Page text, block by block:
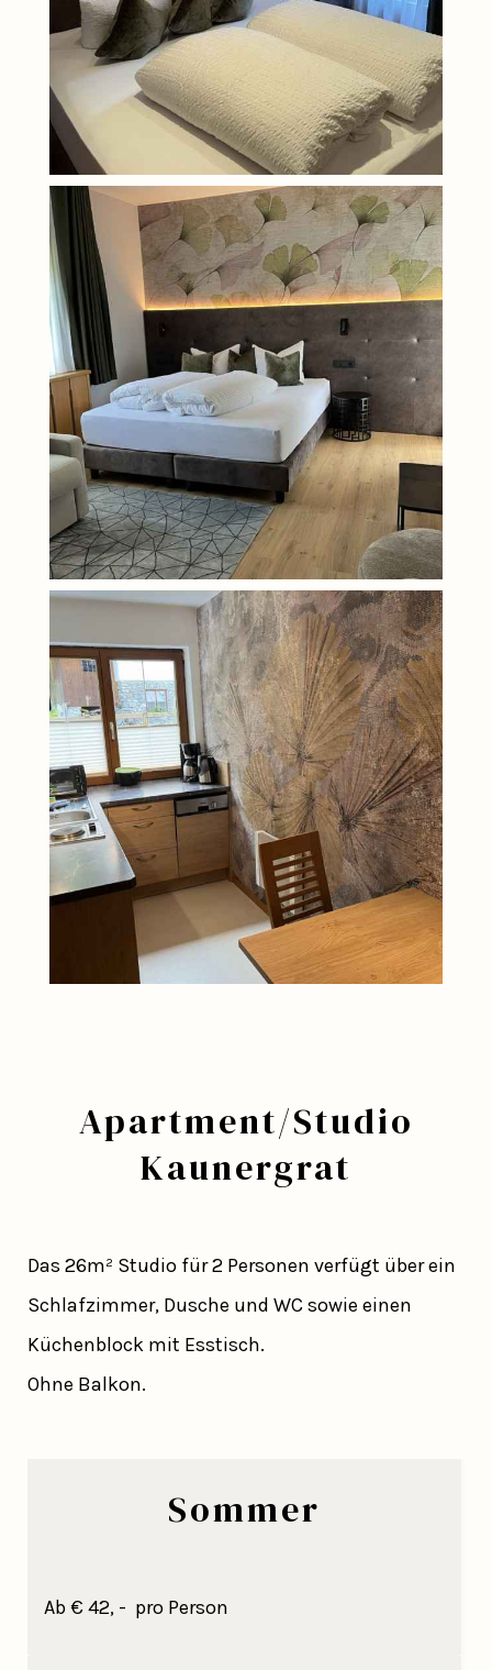
Apartment/Studio
Kaunergrat
Das 26m² Studio für 2 Personen verfügt über ein
Schlafzimmer, Dusche und WC sowie einen
Küchenblock mit Esstisch.
Ohne Balkon.
Sommer
Ab € 42, - pro Person